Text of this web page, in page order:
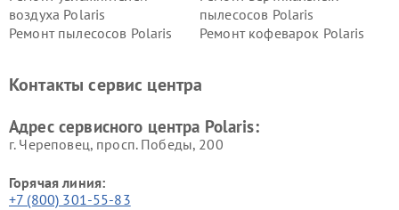
воздуха Polaris
пылесосов Polaris
Ремонт пылесосов Polaris
Ремонт кофеварок Polaris
Контакты сервис центра
Адрес сервисного центра Polaris:
г. Череповец, просп. Победы, 200
Горячая линия:
+7 (800) 301-55-83